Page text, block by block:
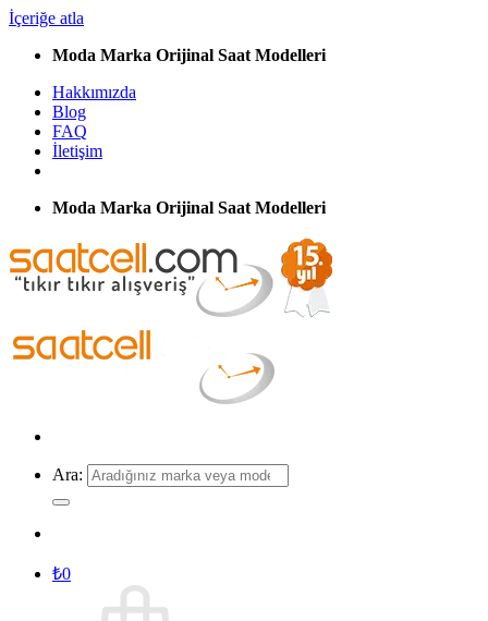
İçeriğe atla
Moda Marka Orijinal Saat Modelleri
Hakkımızda
Blog
FAQ
İletişim
Moda Marka Orijinal Saat Modelleri
Ara:
₺0